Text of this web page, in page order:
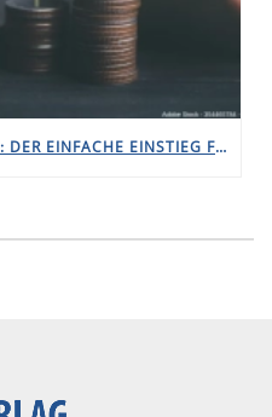
INVESTIEREN IN ROHSTOFFE: DER EINFACHE EINSTIEG FÜR PRIVATANLEGER